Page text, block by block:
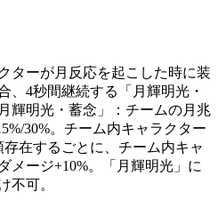
ターが月反応を起こした時に装
、4秒間継続する「月輝明光・
輝明光・蓄念」：チームの月兆
30%。チーム内キャラクター
在するごとに、チーム内キャ
メージ+10%。「月輝明光」に
不可。